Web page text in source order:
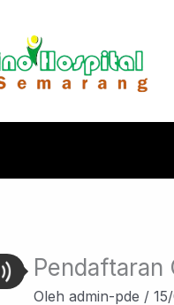
Pendaftaran
Oleh admin-pde /